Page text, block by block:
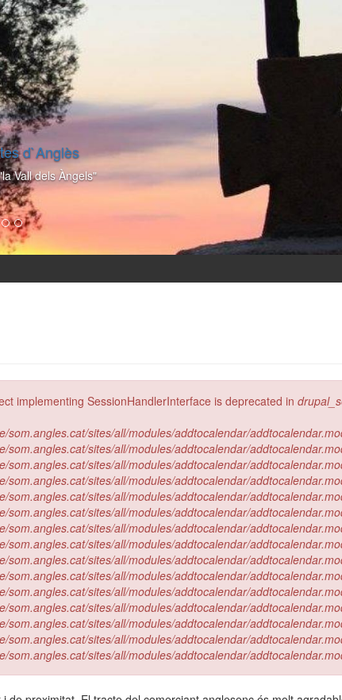
d`Anglès
Vall dels Àngels"
implementing SessionHandlerInterface is deprecated in
som.angles.cat/sites/all/modules/addtocalendar/
som.angles.cat/sites/all/modules/addtocalendar/
som.angles.cat/sites/all/modules/addtocalendar/
som.angles.cat/sites/all/modules/addtocalendar/
som.angles.cat/sites/all/modules/addtocalendar/
som.angles.cat/sites/all/modules/addtocalendar/
som.angles.cat/sites/all/modules/addtocalendar/
som.angles.cat/sites/all/modules/addtocalendar/
som.angles.cat/sites/all/modules/addtocalendar/
som.angles.cat/sites/all/modules/addtocalendar/
som.angles.cat/sites/all/modules/addtocalendar/
som.angles.cat/sites/all/modules/addtocalendar/
som.angles.cat/sites/all/modules/addtocalendar/
som.angles.cat/sites/all/modules/addtocalendar/
som.angles.cat/sites/all/modules/addtocalendar/